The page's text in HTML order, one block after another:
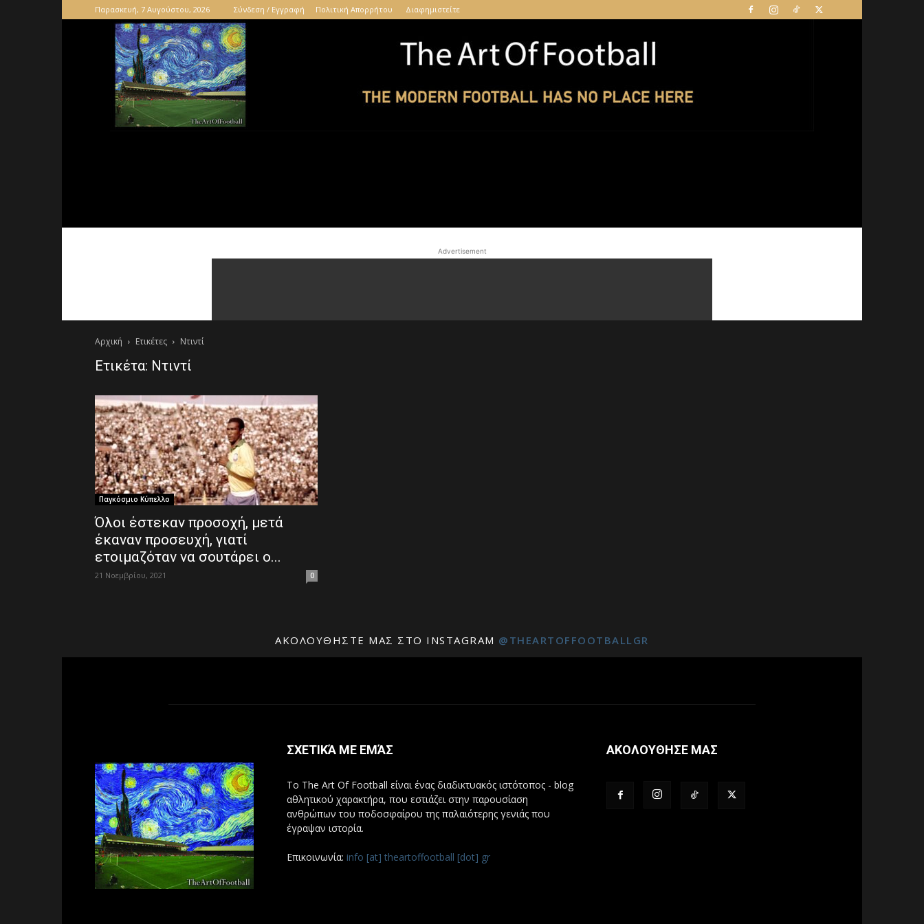
Παρασκευή, 7 Αυγούστου, 2026 Σύνδεση / Εγγραφή Πολιτική Απορρήτου Διαφημιστείτε
Advertisement
Αρχική Ετικέτες Ντιντί
Ετικέτα: Ντιντί
Παγκόσμιο Κύπελλο
Όλοι έστεκαν προσοχή, μετά
έκαναν προσευχή, γιατί
ετοιμαζόταν να σουτάρει ο...
21 Νοεμβρίου, 2021 0
ΑΚΟΛΟΥΘΉΣΤΕ ΜΑΣ ΣΤΟ INSTAGRAM @THEARTOFFOOTBALLGR
ΣΧΕΤΙΚΆ ΜΕ ΕΜΆΣ
Το The Art Of Football είναι ένας διαδικτυακός ιστότοπος - blog
αθλητικού χαρακτήρα, που εστιάζει στην παρουσίαση
ανθρώπων του ποδοσφαίρου της παλαιότερης γενιάς που
έγραψαν ιστορία.
Επικοινωνία: info [at] theartoffootball [dot] gr
ΑΚΟΛΟΥΘΗΣΕ ΜΑΣ